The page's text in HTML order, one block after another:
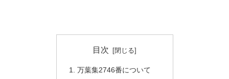
目次
万葉集2746番について